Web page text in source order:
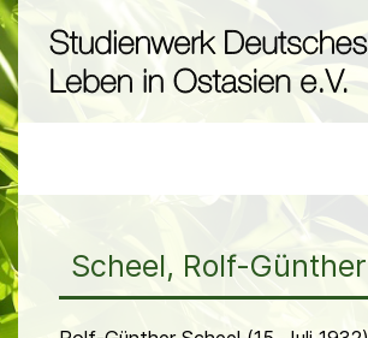
Scheel, Rolf-Günther